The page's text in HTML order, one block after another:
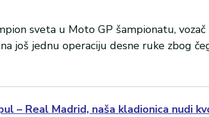
sveta u Moto GP šampionatu,
još jednu operaciju desne ruke zbog
– Real Madrid, naša kladionica nudi